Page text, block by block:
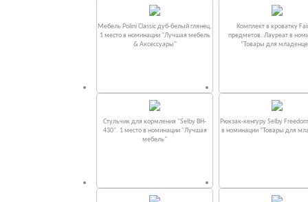
Мебель Polini Classic дуб-белый глянец.
1 место в номинации "Лучшая мебель
& Аксессуары"
Комплект в кроватку
предметов. Лауреат в
“Товары для
Стульчик для кормления "Selby BH-
430". 1 место в номинации "Лучшая
мебель"
Рюкзак-кенгуру Selby
в номинации “Товары для